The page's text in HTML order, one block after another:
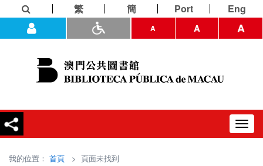
繁 簡 Port Eng
A A A
我的位置： 首頁 > 頁面未找到